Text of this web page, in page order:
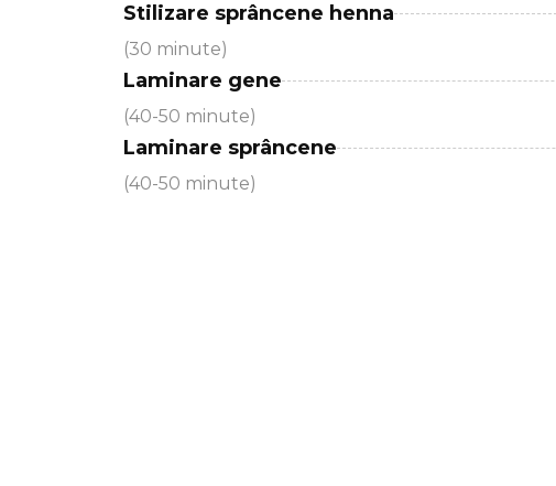
Stilizare sprâncene henna
(30 minute)
Laminare gene
(40-50 minute)
Laminare sprâncene
(40-50 minute)